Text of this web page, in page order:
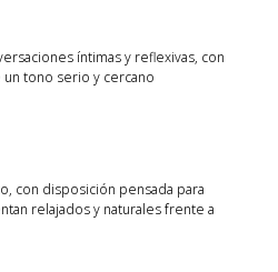
íntimas y reflexivas, con
tono serio y cercano
con disposición pensada para
relajados y naturales frente a